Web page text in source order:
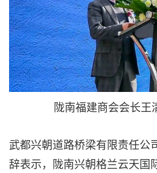
陇南福建商会会长王
武都兴朝道路桥梁有限责任公
辞表示，陇南兴朝格兰云天国